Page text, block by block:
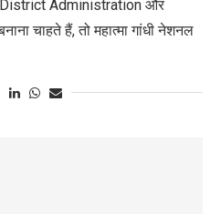
Administration और
चाहते हैं, तो महात्मा गांधी नेशनल